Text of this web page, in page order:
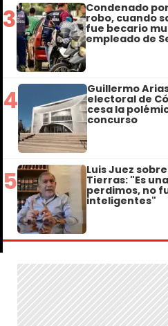
3 Condenado
robo, cuando
fue becario
empleado de
4 Guillermo
electoral de
cesa la
concurso
5 Luis Juez
Tierras: "Es
perdimos, no
inteligentes"